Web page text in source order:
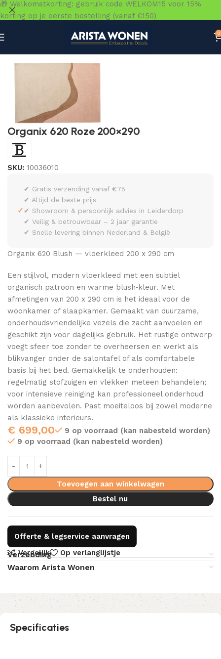
0
Organix 620 Roze 200×290
SKU: 10036010
✓
✔ Gratis verzending vanaf €75
✔ Altijd de beste prijs
✔ Showroom & persoonlijk advies in Leiderdorp
✔ Veilig & betrouwbaar – 2 jaar garantie
✔ Snelle levering binnen Nederland & België
Organix 620 Blush — vloerkleed 200 x 290 cm
Een stijlvol, modern vloerkleed met een subtiel
organisch patroon en warme blush‑kleur. Met
afmetingen van 200 x 290 cm is het ideaal voor de
woonkamer of slaapkamer. Gemaakt van duurzame,
onderhoudsvriendelijke vezels die zacht aanvoelen en
geschikt zijn voor dagelijks gebruik. Het rustige ontwerp
voegt sfeer toe zonder te overheersen en werkt als
blikvanger onder de salontafel of als comfortabele
basis bij het bed. Gemakkelijk te onderhouden:
regelmatig stofzuigen en vlekken meteen behandelen;
voor intensieve reiniging kan professioneel onderhoud
worden aanbevolen. Past moeiteloos bij zowel moderne
als klassieke interieurs.
€ 699,00
9 op voorraad (kan nabesteld worden)
9 op voorraad (kan nabesteld worden)
Toevoegen aan winkelwagen
Bestel nu
Offerte & legservice aanvragen
Vergelijk
Op verlanglijstje
Verzending
Waarom Arista Wonen
Specificaties
🎁 Welkomstkorting: gebruik code WELKOM15 voor 15%
korting op je eerste bestelling (vanaf €150)